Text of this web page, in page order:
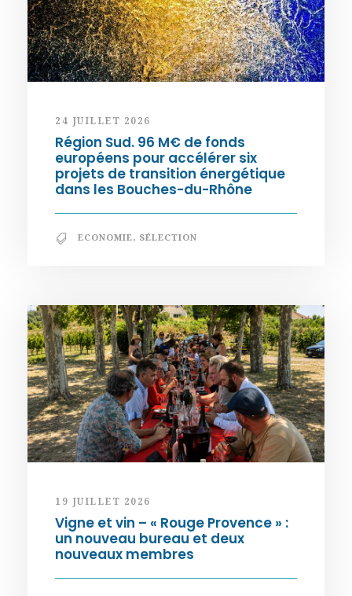
24 JUILLET 2026
Région Sud. 96 M€ de fonds
européens pour accélérer six
projets de transition énergétique
dans les Bouches-du-Rhône
ECONOMIE, SÉLECTION
19 JUILLET 2026
Vigne et vin – « Rouge Provence » :
un nouveau bureau et deux
nouveaux membres